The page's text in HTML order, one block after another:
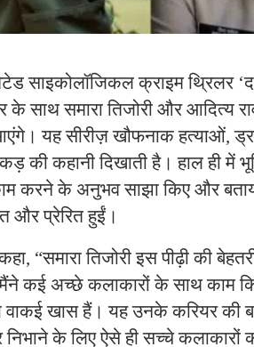
साइकोलॉजिकल क्राइम थ्रिलर
के साथ समारा तिजोरी और आदित्य
यह सीरीज़ खौफनाक हत्याओं,
की कहानी दिखाती है। हाल ही में
करने के अनुभव साझा किए और
और प्रेरित हुईं।
“समारा तिजोरी इस पीढ़ी की
मैंने कई अच्छे कलाकारों के साथ काम
वाकई खास हैं। यह उनके करियर
निभाने के लिए ऐसे ही सच्चे कलाकारों